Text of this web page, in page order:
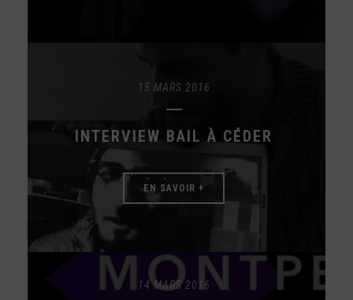
15 MARS 2016
INTERVIEW BAIL À CÉDER
EN SAVOIR +
14 MARS 2016